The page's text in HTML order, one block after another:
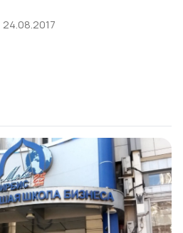
24.08.2017